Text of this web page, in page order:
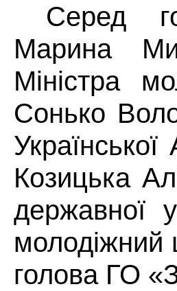
Серед
Марина
Міністра
Сонько
Козицька
державної
молодіжний
голова ГО